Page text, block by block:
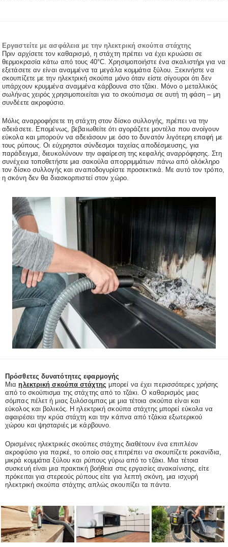
Εργαστείτε με ασφάλεια με την ηλεκτρική σκούπα στάχτης
Πριν αρχίσετε τον καθαρισμό, η στάχτη πρέπει να έχει κρυώσει σε
θερμοκρασία κάτω από τους 40°C. Χρησιμοποιήστε ένα σκαλιστήρι για να
εξετάσετε αν είναι αναμμένα τα μεγάλα κομμάτια ξύλου. Ξεκινήστε να
σκουπίζετε με την ηλεκτρική σκούπα μόνο όταν είστε σίγουροι ότι δεν
υπάρχουν κρυμμένα αναμμένα κάρβουνα στο τζάκι. Μόνο ο μεταλλικός
σωλήνας χειρός χρησιμοποιείται για το σκούπισμα σε αυτή τη φάση – μη
συνδέετε ακροφύσιο.
Μόλις αναρροφήσετε τη στάχτη στον δίσκο συλλογής, πρέπει να την
αδειάσετε. Επομένως, βεβαιωθείτε ότι αγοράζετε μοντέλα που ανοίγουν
εύκολα και μπορούν να αδειάσουν με όσο το δυνατόν λιγότερη επαφή με
τους ρύπους. Οι εύχρηστοι σύνδεσμοι ταχείας αποδέσμευσης, για
παράδειγμα, διευκολύνουν την αφαίρεση της κεφαλής αναρρόφησης. Στη
συνέχεια τοποθετήστε μια σακούλα απορριμμάτων πάνω από ολόκληρο
τον δίσκο συλλογής και αναποδογυρίστε προσεκτικά. Με αυτό τον τρόπο,
η σκόνη δεν θα διασκορπιστεί στον χώρο.
Πρόσθετες δυνατότητες εφαρμογής
Μιαηλεκτρική σκούπα στάχτης μπορεί να έχει περισσότερες χρήσης
από το σκούπισμα της στάχτης από το τζάκι. Ο καθαρισμός μιας
σόμπας πέλετ ή μιας ξυλόσομπας με μια τέτοια σκούπα είναι και
εύκολος και βολικός. Η ηλεκτρική σκούπα στάχτης μπορεί εύκολα να
αφαιρέσει την κρύα στάχτη και την κάπνα από τζάκια εξωτερικού
χώρου και ψησταριές με κάρβουνο.
Ορισμένες ηλεκτρικές σκούπες στάχτης διαθέτουν ένα επιπλέον
ακροφύσιο για παρκέ, το οποίο σας επιτρέπει να σκουπίζετε ροκανίδια,
μικρά κομμάτια ξύλου και ρύπους γύρω από το τζάκι. Μια τέτοια
συσκευή είναι μια πρακτική βοήθεια στις εργασίες ανακαίνισης, είτε
πρόκειται για στερεούς ρύπους είτε για λεπτή σκόνη, μια ισχυρή
ηλεκτρική σκούπα στάχτης απλώς σκουπίζει τα πάντα.